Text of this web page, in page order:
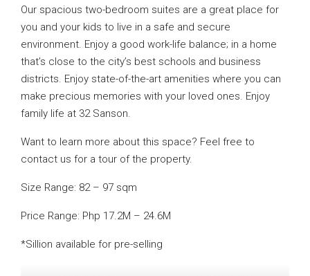
Our spacious two-bedroom suites are a great place for
you and your kids to live in a safe and secure
environment. Enjoy a good work-life balance; in a home
that’s close to the city’s best schools and business
districts. Enjoy state-of-the-art amenities where you can
make precious memories with your loved ones. Enjoy
family life at 32 Sanson.
Want to learn more about this space? Feel free to
contact us for a tour of the property.
Size Range: 82 – 97 sqm
Price Range: Php 17.2M – 24.6M
*Sillion available for pre-selling